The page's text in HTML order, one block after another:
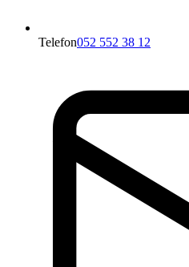
Telefon052 552 38 12